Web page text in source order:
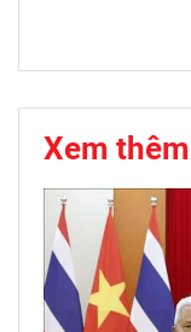
Xem thêm